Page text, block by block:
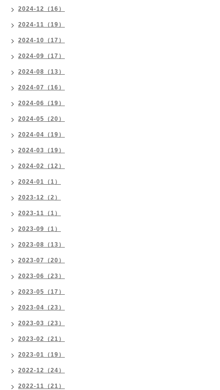
2024-12（16）
2024-11（19）
2024-10（17）
2024-09（17）
2024-08（13）
2024-07（16）
2024-06（19）
2024-05（20）
2024-04（19）
2024-03（19）
2024-02（12）
2024-01（1）
2023-12（2）
2023-11（1）
2023-09（1）
2023-08（13）
2023-07（20）
2023-06（23）
2023-05（17）
2023-04（23）
2023-03（23）
2023-02（21）
2023-01（19）
2022-12（24）
2022-11（21）